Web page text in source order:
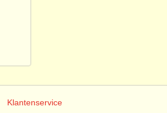
Klantenservice